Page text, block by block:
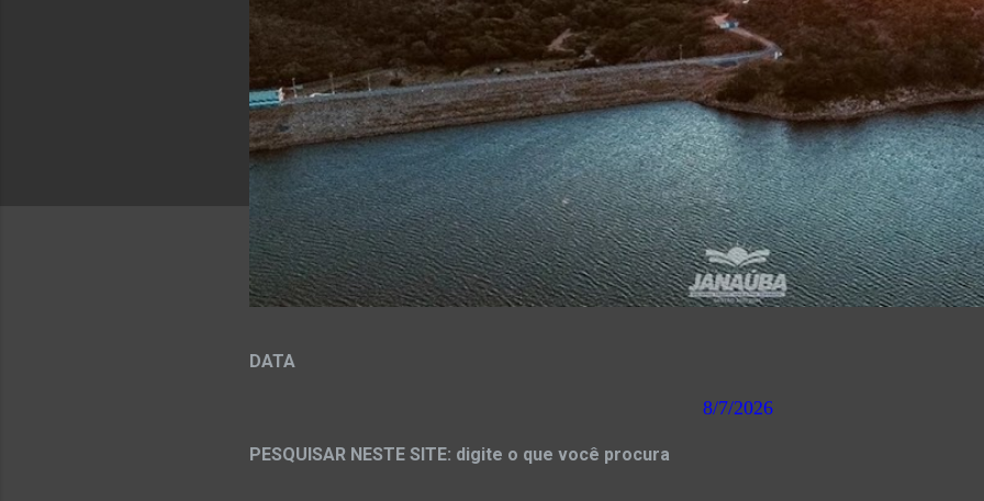
DATA
8/7/2026
PESQUISAR NESTE SITE: digite o que você procura